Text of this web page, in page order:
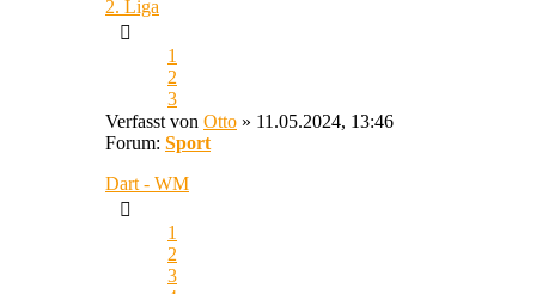
2. Liga
1
2
3
Verfasst von Otto » 11.05.2024, 13:46
Forum: Sport
Dart - WM
1
2
3